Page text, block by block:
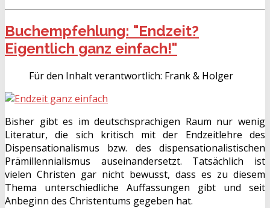
Buchempfehlung: "Endzeit?
Eigentlich ganz einfach!"
Für den Inhalt verantwortlich: Frank & Holger
Bisher gibt es im deutschsprachigen Raum nur wenig
Literatur, die sich kritisch mit der Endzeitlehre des
Dispensationalismus bzw. des dispensationalistischen
Prämillennialismus auseinandersetzt. Tatsächlich ist
vielen Christen gar nicht bewusst, dass es zu diesem
Thema unterschiedliche Auffassungen gibt und seit
Anbeginn des Christentums gegeben hat.